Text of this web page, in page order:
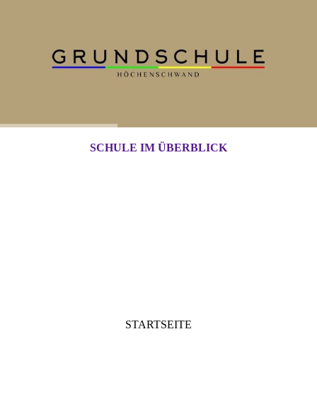
SCHULE IM ÜBERBLICK
STARTSEITE